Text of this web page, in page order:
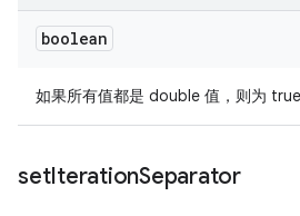
boolean
如果所有值都是 double 值，则为 true
setIterationSeparator